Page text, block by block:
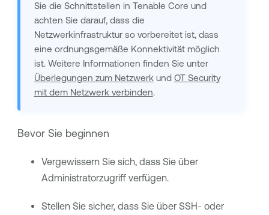
Sie die Schnittstellen in Tenable Core und
achten Sie darauf, dass die
Netzwerkinfrastruktur so vorbereitet ist, dass
eine ordnungsgemäße Konnektivität möglich
ist. Weitere Informationen finden Sie unter
Überlegungen zum Netzwerk und OT Security
mit dem Netzwerk verbinden.
Bevor Sie beginnen
Vergewissern Sie sich, dass Sie über
Administratorzugriff verfügen.
Stellen Sie sicher, dass Sie über SSH- oder